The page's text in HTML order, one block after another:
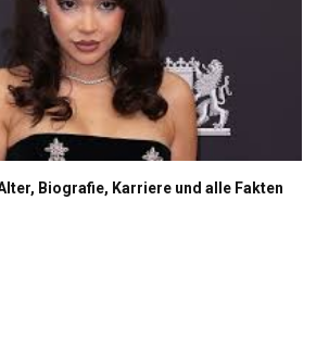
Biografie, Karriere und alle Fakten